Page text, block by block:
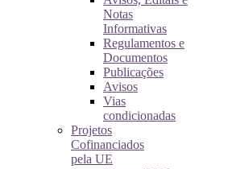
Notas
Informativas
Regulamentos e
Documentos
Publicações
Avisos
Vias
condicionadas
Projetos
Cofinanciados
pela UE